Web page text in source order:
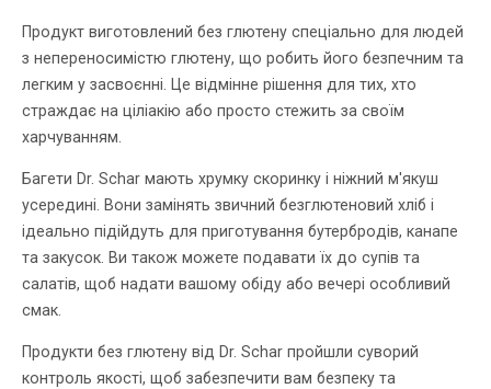
Продукт виготовлений без глютену спеціально для людей
з непереносимістю глютену, що робить його безпечним та
легким у засвоєнні. Це відмінне рішення для тих, хто
страждає на ціліакію або просто стежить за своїм
харчуванням.
Багети Dr. Schar мають хрумку скоринку і ніжний м'якуш
усередині. Вони замінять звичний безглютеновий хліб і
ідеально підійдуть для приготування бутербродів, канапе
та закусок. Ви також можете подавати їх до супів та
салатів, щоб надати вашому обіду або вечері особливий
смак.
Продукти без глютену від Dr. Schar пройшли суворий
контроль якості, щоб забезпечити вам безпеку та